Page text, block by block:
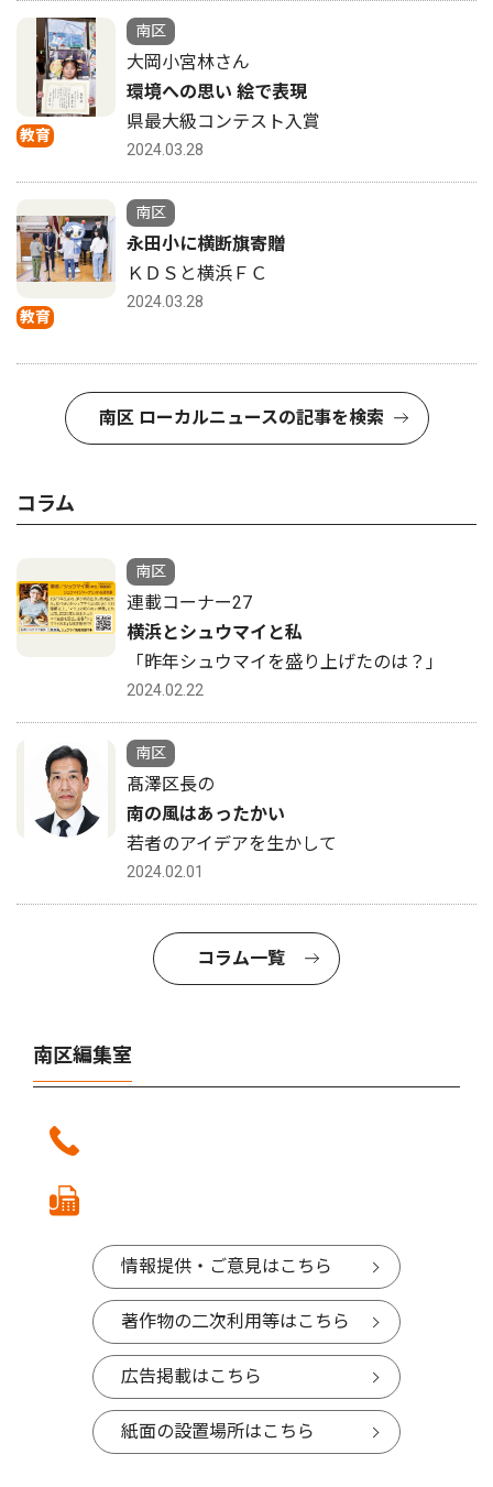
教育
南区
大岡小宮林さん
環境への思い 絵で表現
県最大級コンテスト入賞
2024.03.28
教育
南区
永田小に横断旗寄贈
ＫＤＳと横浜ＦＣ
2024.03.28
南区 ローカルニュースの記事を検索
コラム
南区
連載コーナー27
横浜とシュウマイと私
「昨年シュウマイを盛り上げたのは？」
2024.02.22
南区
髙澤区長の
南の風はあったかい
若者のアイデアを生かして
2024.02.01
コラム一覧
南区編集室
情報提供・ご意見はこちら
著作物の二次利用等はこちら
広告掲載はこちら
紙面の設置場所はこちら